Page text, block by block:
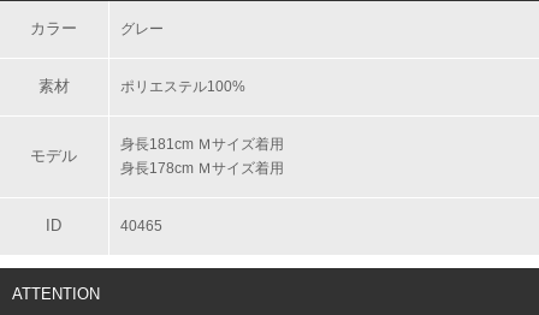
カラー グレー
素材 ポリエステル100%
モデル
身長181cm Ｍサイズ着用
身長178cm Ｍサイズ着用
ID 40465
ATTENTION